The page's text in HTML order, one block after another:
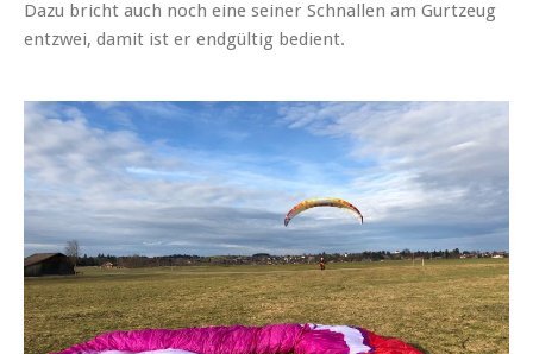
Dazu bricht auch noch eine seiner Schnallen am Gurtzeug
entzwei, damit ist er endgültig bedient.